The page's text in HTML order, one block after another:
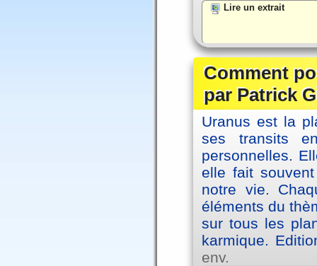
Lire un extrait
Comment
par Patrick
Uranus est la
ses transits
personnelles.
elle fait
notre vie.
éléments du
sur tous les
karmique.
env.